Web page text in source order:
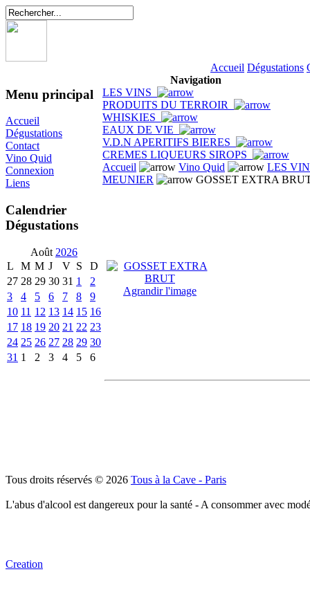
Accueil Dégustations
Menu principal
Accueil
Dégustations
Contact
Vino Quid
Connexion
Liens
Calendrier
Dégustations
Août 2026
L
M M J V S
D
27 28 29 30 31 1
2
3
4 5 6 7 8
9
10 11 12 13 14 15 16
17 18 19 20 21 22 23
24 25 26 27 28 29 30
31 1 2 3 4 5 6
Navigation
LES VINS
PRODUITS DU TERROIR
WHISKIES
EAUX DE VIE
V.D.N APERITIFS BIERES
CREMES LIQUEURS SIROPS
Accueil
Vino Quid
LES
MEUNIER
GOSSET EXTRA
Agrandir l'image
Tous droits réservés © 2026 Tous à la Cave - Paris
L'abus d'alcool est dangereux pour la santé - A consommer avec
Creation